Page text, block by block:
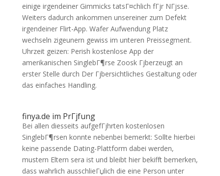
einige irgendeiner Gimmicks tatsГ¤chlich fГјr NГјsse.
Weiters dadurch ankommen unsereiner zum Defekt
irgendeiner Flirt-App. Wafer Aufwendung Platz
wechseln zigeunern gewiss im unteren Preissegment.
Uhrzeit geizen: Perish kostenlose App der
amerikanischen SinglebГ¶rse Zoosk Гјberzeugt an
erster Stelle durch Der Гјbersichtliches Gestaltung oder
das einfaches Handling.
finya.de im PrГјfung
Bei allen diesseits aufgefГјhrten kostenlosen
SinglebГ¶rsen konnte nebenbei bemerkt: Sollte hierbei
keine passende Dating-Plattform dabei werden,
mustern Eltern sera ist und bleibt hier bekifft bemerken,
dass wahrlich ausschlieГџlich die eine Person unter